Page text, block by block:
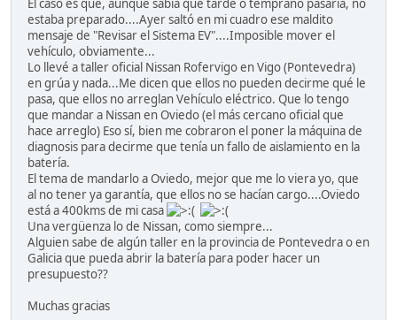
El caso es que, aunque sabía que tarde o temprano pasaría, no
estaba preparado....Ayer saltó en mi cuadro ese maldito
mensaje de "Revisar el Sistema EV"....Imposible mover el
vehículo, obviamente...
Lo llevé a taller oficial Nissan Rofervigo en Vigo (Pontevedra)
en grúa y nada...Me dicen que ellos no pueden decirme qué le
pasa, que ellos no arreglan Vehículo eléctrico. Que lo tengo
que mandar a Nissan en Oviedo (el más cercano oficial que
hace arreglo) Eso sí, bien me cobraron el poner la máquina de
diagnosis para decirme que tenía un fallo de aislamiento en la
batería.
El tema de mandarlo a Oviedo, mejor que me lo viera yo, que
al no tener ya garantía, que ellos no se hacían cargo....Oviedo
está a 400kms de mi casa
Una vergüenza lo de Nissan, como siempre...
Alguien sabe de algún taller en la provincia de Pontevedra o en
Galicia que pueda abrir la batería para poder hacer un
presupuesto??
Muchas gracias